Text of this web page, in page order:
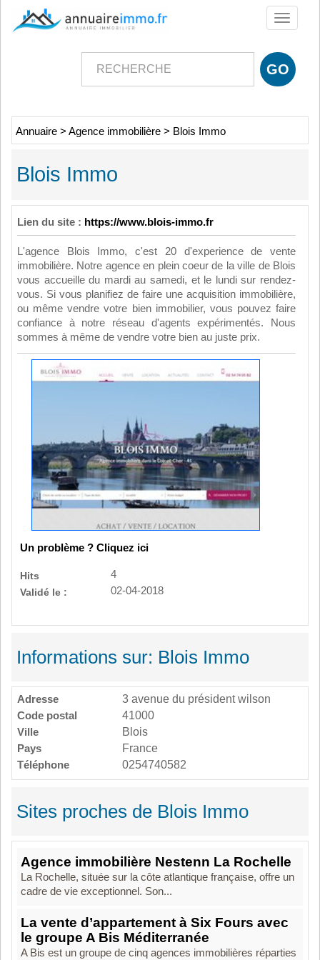
Toggle
Annuaire > Agence immobilière > Blois Immo
Blois Immo
Lien du site : https://www.blois-immo.fr
L'agence Blois Immo, c'est 20 d'experience de vente
immobilière. Notre agence en plein coeur de la ville de Blois
vous accueille du mardi au samedi, et le lundi sur rendez-
vous. Si vous planifiez de faire une acquisition immobilière,
ou même vendre votre bien immobilier, vous pouvez faire
confiance à notre réseau d'agents expérimentés. Nous
sommes à même de vendre votre bien au juste prix.
Un problème ? Cliquez ici
Hits
4
Validé le :
02-04-2018
Informations sur: Blois Immo
Adresse
3 avenue du président wilson
Code postal
41000
Ville
Blois
Pays
France
Téléphone
0254740582
Sites proches de Blois Immo
Agence immobilière Nestenn La Rochelle
La Rochelle, située sur la côte atlantique française, offre un
cadre de vie exceptionnel. Son...
La vente d’appartement à Six Fours avec
le groupe A Bis Méditerranée
A Bis est un groupe de cinq agences immobilières réparties